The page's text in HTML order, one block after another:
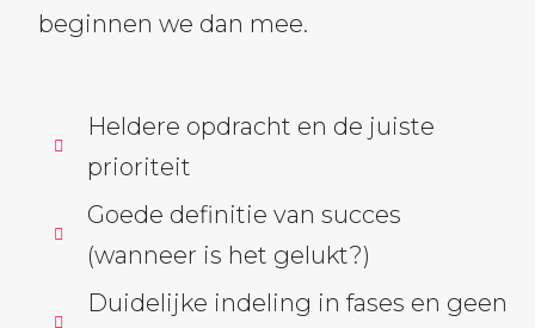
beginnen we dan mee.
Heldere opdracht en de juiste
prioriteit
Goede definitie van succes
(wanneer is het gelukt?)
Duidelijke indeling in fases en geen